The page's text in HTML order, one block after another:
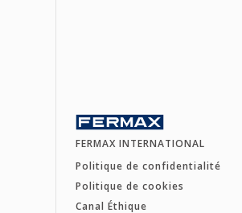
FERMAX INTERNATIONAL
Politique de confidentialité
Politique de cookies
Canal Éthique